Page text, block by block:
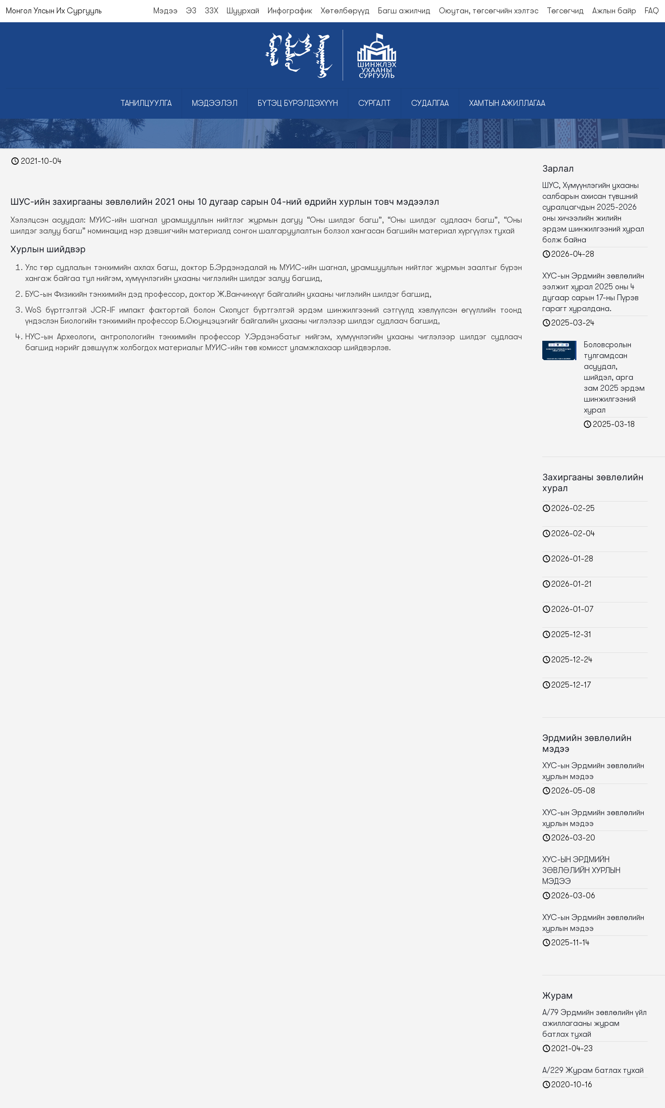
Монгол Улсын Их Сургууль Мэдээ ЭЗ ЗЗХ Шуурхай Инфографик Хөтөлбөрүүд Багш ажилчид Оюутан, төгсөгчийн хэлтэс Төгсөгчид Ажлын байр FAQ
ТАНИЛЦУУЛГА МЭДЭЭЛЭЛ БҮТЭЦ БҮРЭЛДЭХҮҮН СУРГАЛТ СУДАЛГАА ХАМТЫН АЖИЛЛАГАА
2021-10-04
ШУС-ийн захиргааны зөвлөлийн 2021 оны 10 дугаар сарын 04-ний өдрийн хурлын товч мэдээлэл
Хэлэлцсэн асуудал: МУИС-ийн шагнал урамшууллын нийтлэг журмын дагуу “Оны шилдэг багш”, “Оны шилдэг судлаач багш”, “Оны
шилдэг залуу багш” номинацид нэр дэвшигчийн материалд сонгон шалгаруулалтын болзол хангасан багшийн материал хүргүүлэх тухай
Хурлын шийдвэр
Улс төр судлалын тэнхимийн ахлах багш, доктор Б.Эрдэнэдалай нь МУИС-ийн шагнал, урамшууллын нийтлэг журмын заалтыг бүрэн
хангаж байгаа тул нийгэм, хүмүүнлэгийн ухааны чиглэлийн шилдэг залуу багшид,
БУС-ын Физикийн тэнхимийн дэд профессор, доктор Ж.Ванчинхүүг байгалийн ухааны чиглэлийн шилдэг багшид,
WoS бүртгэлтэй JCR-IF импакт фактортай болон Скопуст бүртгэлтэй эрдэм шинжилгээний сэтгүүлд хэвлүүлсэн өгүүллийн тоонд
үндэслэн Биологийн тэнхимийн профессор Б.Оюунцэцэгийг байгалийн ухааны чиглэлээр шилдэг судлаач багшид,
НУС-ын Археологи, антропологийн тэнхимийн профессор У.Эрдэнэбатыг нийгэм, хүмүүнлэгийн ухааны чиглэлээр шилдэг судлаач
багшид нэрийг дэвшүүлж холбогдох материалыг МУИС-ийн төв комисст уламжлахаар шийдвэрлэв.
Зарлал
ШУС, Хүмүүнлэгийн ухааны
салбарын ахисан түвшний
суралцагчдын 2025-2026
оны хичээлийн жилийн
эрдэм шинжилгээний хурал
болж байна
2026-04-28
ХУС-ын Эрдмийн зөвлөлийн
ээлжит хурал 2025 оны 4
дугаар сарын 17-ны Пүрэв
гарагт хуралдана.
2025-03-24
Боловсролын
тулгамдсан
асуудал,
шийдэл, арга
зам 2025 эрдэм
шинжилгээний
хурал
2025-03-18
Захиргааны зөвлөлийн
хурал
2026-02-25
2026-02-04
2026-01-28
2026-01-21
2026-01-07
2025-12-31
2025-12-24
2025-12-17
Эрдмийн зөвлөлийн
мэдээ
ХУС-ын Эрдмийн зөвлөлийн
хурлын мэдээ
2026-05-08
ХУС-ын Эрдмийн зөвлөлийн
хурлын мэдээ
2026-03-20
ХУС-ЫН ЭРДМИЙН
ЗӨВЛӨЛИЙН ХУРЛЫН
МЭДЭЭ
2026-03-06
ХУС-ын Эрдмийн зөвлөлийн
хурлын мэдээ
2025-11-14
Журам
А/79 Эрдмийн зөвлөлийн үйл
ажиллагааны журам
батлах тухай
2021-04-23
А/229 Журам батлах тухай
2020-10-16